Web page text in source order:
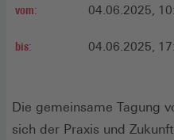
vom: 04.06.2025,
bis: 04.06.2025,
Die gemeinsame Tagung
sich der Praxis und